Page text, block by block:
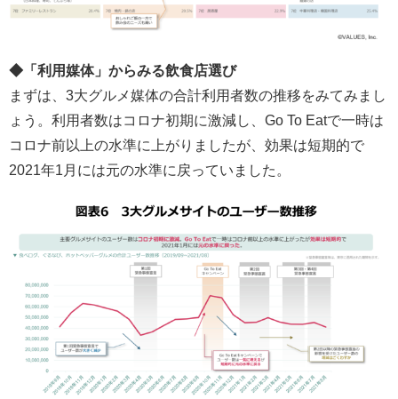
◆「利用媒体」からみる飲食店選び
まずは、3大グルメ媒体の合計利用者数の推移をみてみまし
ょう。利用者数はコロナ初期に激減し、Go To Eatで一時は
コロナ前以上の水準に上がりましたが、効果は短期的で
2021年1月には元の水準に戻っていました。